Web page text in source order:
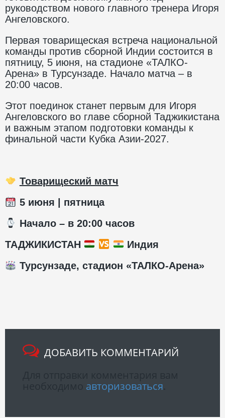
руководством нового главного тренера Игоря
Ангеловского.
Первая товарищеская встреча национальной
команды против сборной Индии состоится в
пятницу, 5 июня, на стадионе «ТАЛКО-
Арена» в Турсунзаде. Начало матча – в
20:00 часов.
Этот поединок станет первым для Игоря
Ангеловского во главе сборной Таджикистана
и важным этапом подготовки команды к
финальной части Кубка Азии-2027.
Товарищеский матч
5 июня | пятница
Начало – в 20:00 часов
ТАДЖИКИСТАН
Индия
Турсунзаде, стадион «ТАЛКО-Арена»
ДОБАВИТЬ КОММЕНТАРИЙ
авторизоваться